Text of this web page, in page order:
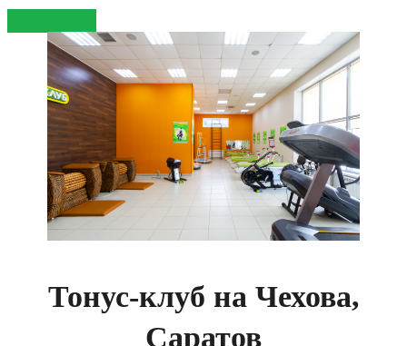
Тонус-клуб на Чехова,
Саратов